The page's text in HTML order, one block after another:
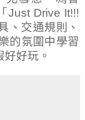
Just Drive It!!!
、交通規則、
的氛圍中學習
好玩。